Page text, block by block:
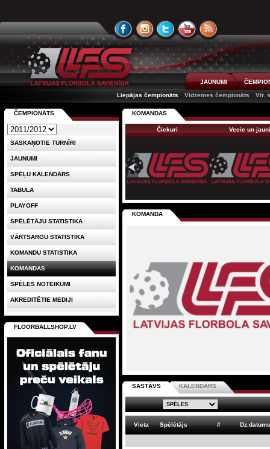
JAUNUMI
Liepājas čempionāts
Vidzemes čempionāts Vīr.
KOMANDAS
Čiekuri Vecie un
KOMANDA
SASTĀVS KALENDĀRS
Vieta Spēlētājs # Dz.datums
ČEMPIONĀTS
SASKAŅOTIE TURNĪRI
JAUNUMI
SPĒĻU KALENDĀRS
TABULA
PLAYOFF
SPĒLĒTĀJU STATISTIKA
VĀRTSARGU STATISTIKA
KOMANDU STATISTIKA
KOMANDAS
SPĒLES NOTEIKUMI
AKREDITĒTIE MEDIJI
FLOORBALLSHOP.LV